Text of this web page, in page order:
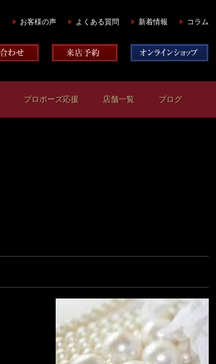
お客様の声 よくある質問 新着情報 コラム
プロポーズ応援 店舗一覧 ブログ